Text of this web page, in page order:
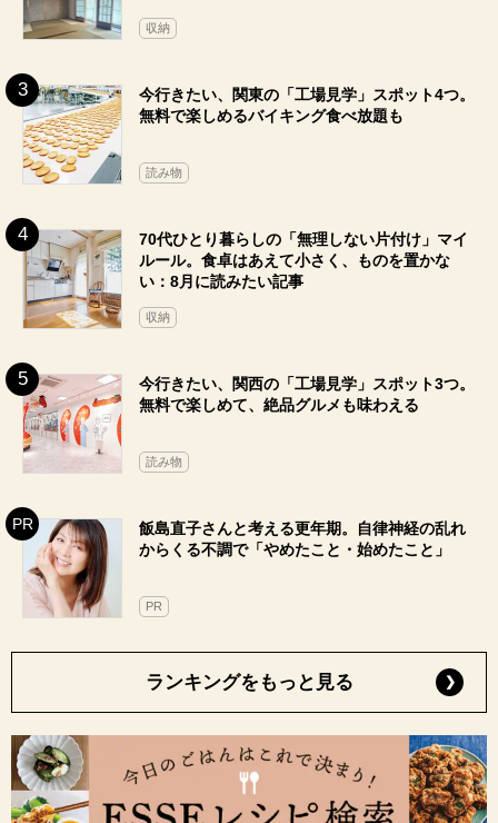
収納
今行きたい、関東の「工場見学」スポット4つ。
無料で楽しめるバイキング食べ放題も
読み物
70代ひとり暮らしの「無理しない片付け」マイ
ルール。食卓はあえて小さく、ものを置かな
い：8月に読みたい記事
収納
今行きたい、関西の「工場見学」スポット3つ。
無料で楽しめて、絶品グルメも味わえる
読み物
飯島直子さんと考える更年期。自律神経の乱れ
からくる不調で「やめたこと・始めたこと」
PR
ランキングをもっと見る